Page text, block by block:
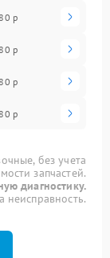
р
р
р
р
без учета
запчастей.
диагностику.